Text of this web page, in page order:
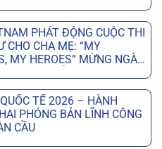
PHÁT ĐỘNG CUỘC THI
CHO CHA MẸ: “MY
MY HEROES” MỪNG NGÀY
TẾ 2026 – HÀNH
PHÓNG BẢN LĨNH CÔNG
CẦU